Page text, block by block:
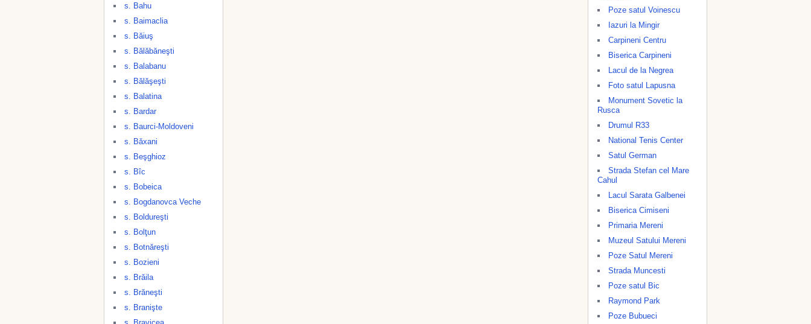
s. Bahu
s. Baimaclia
s. Băiuş
s. Bălăbăneşti
s. Balabanu
s. Bălăşeşti
s. Balatina
s. Bardar
s. Baurci-Moldoveni
s. Băxani
s. Beşghioz
s. Bîc
s. Bobeica
s. Bogdanovca Veche
s. Boldureşti
s. Bolţun
s. Botnăreşti
s. Bozieni
s. Brăila
s. Brăneşti
s. Branişte
Poze satul Voinescu
Iazuri la Mingir
Carpineni Centru
Biserica Carpineni
Lacul de la Negrea
Foto satul Lapusna
Monument Sovetic la
Rusca
Drumul R33
National Tenis Center
Satul German
Strada Stefan cel Mare
Cahul
Lacul Sarata Galbenei
Biserica Cimiseni
Primaria Mereni
Muzeul Satului Mereni
Poze Satul Mereni
Strada Muncesti
Poze satul Bic
Raymond Park
Poze Bubueci